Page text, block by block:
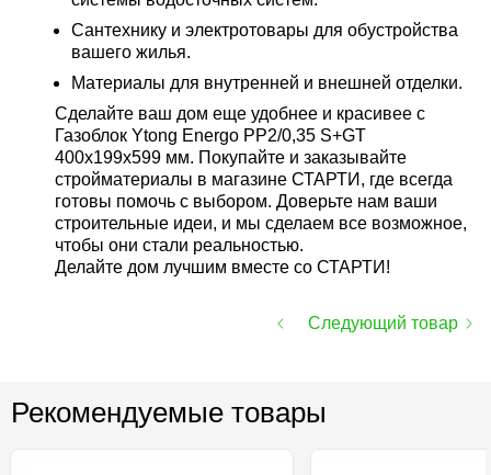
Сантехнику и электротовары для обустройства
вашего жилья.
Материалы для внутренней и внешней отделки.
Сделайте ваш дом еще удобнее и красивее с
Газоблок Ytong Energo PP2/0,35 S+GT
400х199х599 мм. Покупайте и заказывайте
стройматериалы в магазине СТАРТИ, где всегда
готовы помочь с выбором. Доверьте нам ваши
строительные идеи, и мы сделаем все возможное,
чтобы они стали реальностью.
Делайте дом лучшим вместе со СТАРТИ!
Следующий товар
Рекомендуемые товары